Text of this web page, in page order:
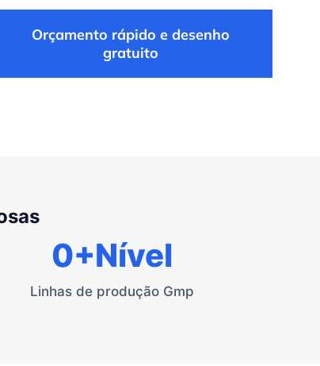
Orçamento rápido e desenho
gratuito
Linhas de produção Gmp
0+Nível